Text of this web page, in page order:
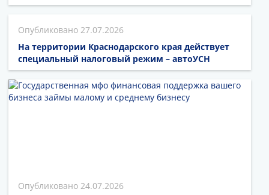
27.07.2026
На территории Краснодарского края действует
специальный налоговый режим – автоУСН
24.07.2026